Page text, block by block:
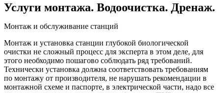
Услуги монтажа. Водоочистка. Дренаж.
Монтаж и обслуживание станций
Монтаж и установка станции глубокой биологической
очистки не сложный процесс для эксперта в этом деле, для
этого необходимо пошагово соблюдать ряд требований.
Технически установка должна соответствовать требованиям
по монтажу от производителя, не нарушать рекомендации в
монтажной схеме и паспорте, в электрической части, надо все